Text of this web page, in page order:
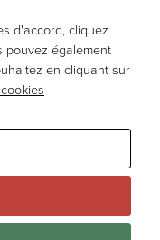
YouTube
LinkedIn
d'accord, cliquez
pouvez également
en cliquant sur